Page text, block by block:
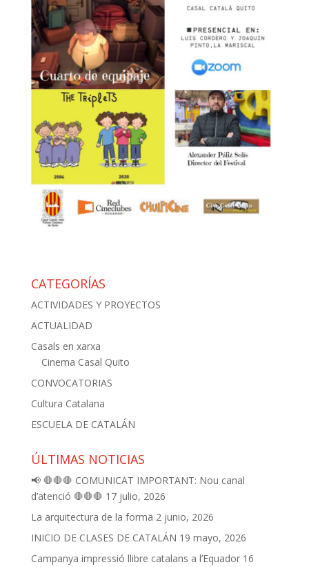
CATEGORÍAS
ACTIVIDADES Y PROYECTOS
ACTUALIDAD
Casals en xarxa
Cinema Casal Quito
CONVOCATORIAS
Cultura Catalana
ESCUELA DE CATALÁN
ÚLTIMAS NOTICIAS
📢 🛑🛑🛑 COMUNICAT IMPORTANT: Nou canal
d’atenció 🛑🛑🛑 17 julio, 2026
La arquitectura de la forma 2 junio, 2026
INICIO DE CLASES DE CATALÁN 19 mayo, 2026
Campanya impressió llibre catalans a l’Equador 16